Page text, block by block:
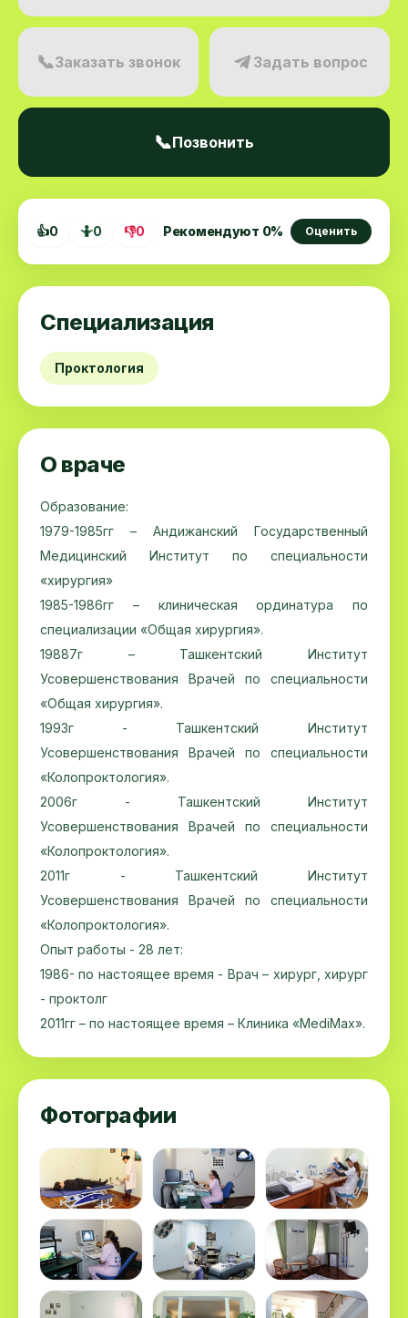
👍0 🤷0 👎0 Рекомендуют 0% Оценить
Специализация
Проктология
О враче
Образование:
1979-1985гг – Андижанский Государственный
Медицинский Институт по специальности
«хирургия»
1985-1986гг – клиническая ординатура по
специализации «Общая хирургия».
19887г – Ташкентский Институт
Усовершенствования Врачей по специальности
«Общая хирургия».
1993г - Ташкентский Институт
Усовершенствования Врачей по специальности
«Колопроктология».
2006г - Ташкентский Институт
Усовершенствования Врачей по специальности
«Колопроктология».
2011г - Ташкентский Институт
Усовершенствования Врачей по специальности
«Колопроктология».
Опыт работы - 28 лет:
1986- по настоящее время - Врач – хирург, хирург
- проктолг
2011гг – по настоящее время – Клиника «MediMax».
Фотографии
📞Заказать звонок Задать вопрос
📞Позвонить